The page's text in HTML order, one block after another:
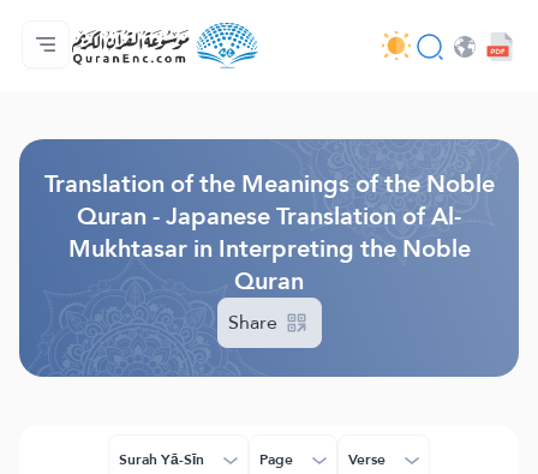
Home
Index of Translations
Audio
Developers' Services - API
About
Contact Us
Language
Translation of the Meanings of the Noble
Quran - Japanese Translation of Al-
Mukhtasar in Interpreting the Noble
Quran
Share
Surah Yā-Sīn Page Verse